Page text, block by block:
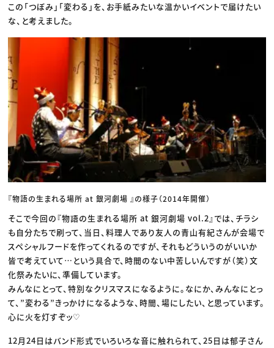
この「つぼみ」「変わる」を、お手紙みたいな温かいイベントで届けたい
な、と考えました。
『物語の生まれる場所 at 銀河劇場 』の様子（2014年開催）
そこで今回の『物語の生まれる場所 at 銀河劇場 vol.2』では、チラシ
も自分たちで刷って、当日、料理人であり友人の青山有紀さんが会場で
スペシャルフードを作ってくれるのですが、それもどういうのがいいか
皆で考えていて…という具合で、時間のない中苦しいんですが（笑）文
化祭みたいに、準備しています。
みんなにとって、特別なクリスマスになるように。なにか、みんなにとっ
て、”変わる”きっかけになるような、時間、場にしたい、と思っています。
心に火を灯すぞッ♡
12月24日はバンド形式でいろいろな音に触れられて、25日は郁子さん